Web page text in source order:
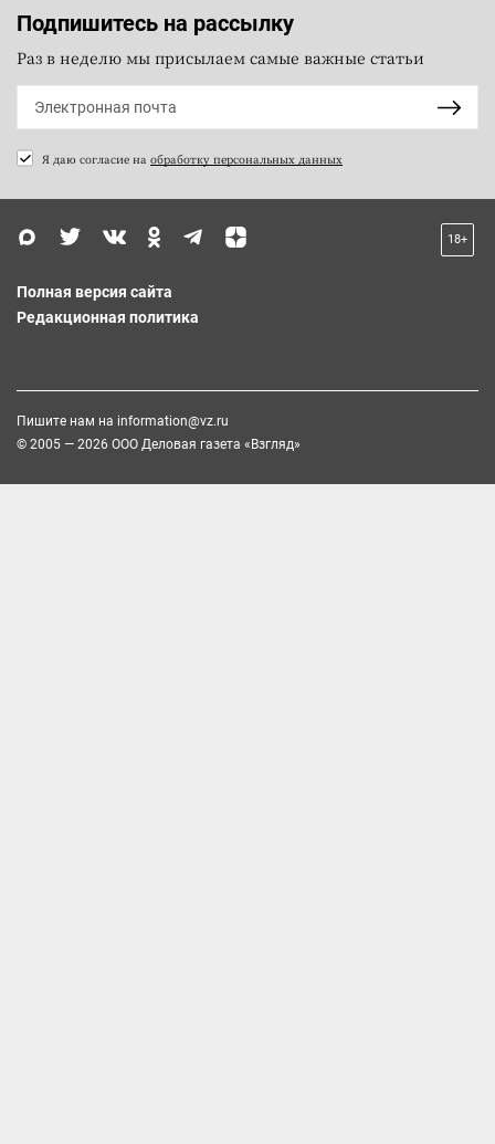
Подпишитесь на рассылку
Раз в неделю мы присылаем самые важные статьи
Я даю согласие на обработку персональных данных
18+
Полная версия сайта
Редакционная политика
Пишите нам на information@vz.ru
© 2005 — 2026 ООО Деловая газета «Взгляд»